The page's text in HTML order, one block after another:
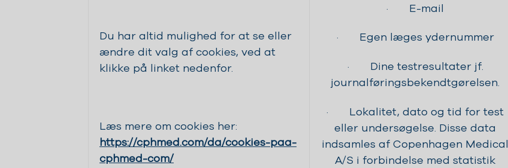
Du har altid mulighed for at se eller
ændre dit valg af cookies, ved at
klikke på linket nedenfor.
Læs mere om cookies her:
https://cphmed.com/da/cookies-paa-
cphmed-com/
· E-mail
· Egen læges ydernummer
· Dine testresultater jf.
journalføringsbekendtgørelsen.
· Lokalitet, dato og tid for test
eller undersøgelse. Disse data
indsamles af Copenhagen Medical
A/S i forbindelse med statistik